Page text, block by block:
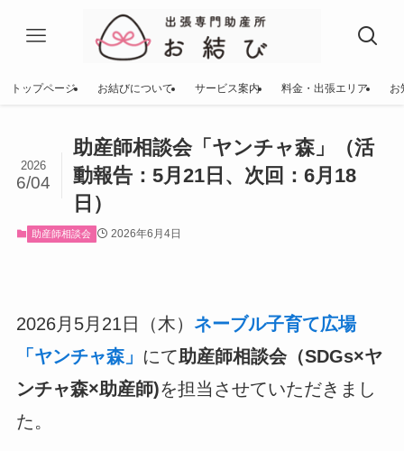
トップページ お結びについて サービス案内 料金・出張エリア お
助産師相談会「ヤンチャ森」（活
動報告：5月21日、次回：6月18
日）
2026
6/04
助産師相談会 2026年6月4日
2026月5月21日（木） ネーブル子育て広場
「ヤンチャ森」 にて助産師相談会（SDGs×ヤ
ンチャ森×助産師)を担当させていただきまし
た。